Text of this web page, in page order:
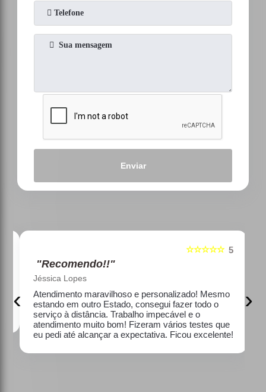
Enviar
5
☆☆☆☆☆
"Recomendo!!"
Jéssica Lopes
Atendimento maravilhoso e personalizado! Mesmo
estando em outro Estado, consegui fazer todo o
serviço à distância. Trabalho impecável e o
atendimento muito bom! Fizeram vários testes que
eu pedi até alcançar a expectativa. Ficou excelente!
‹ ›